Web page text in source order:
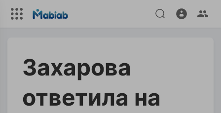
Захарова
ответила на